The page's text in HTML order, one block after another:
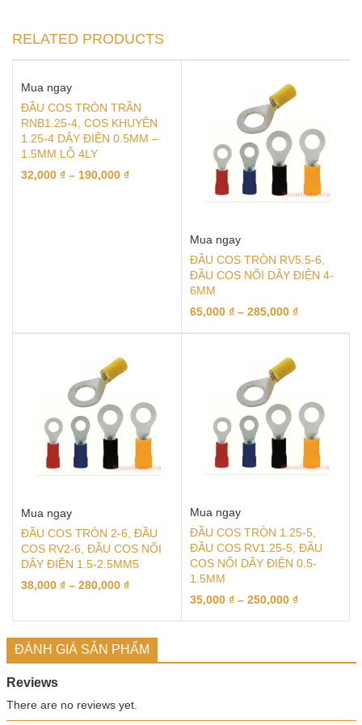
RELATED PRODUCTS
Mua ngay
ĐẦU COS TRÒN TRẦN
RNB1.25-4, COS KHUYÊN
1.25-4 DÂY ĐIỆN 0.5MM –
1.5MM LỖ 4LY
32,000 ₫ – 190,000 ₫
Mua ngay
ĐẦU COS TRÒN RV5.5-6,
ĐẦU COS NỐI DÂY ĐIỆN 4-
6MM
65,000 ₫ – 285,000 ₫
Mua ngay
ĐẦU COS TRÒN 2-6, ĐẦU
COS RV2-6, ĐẦU COS NỐI
DÂY ĐIỆN 1.5-2.5MM5
38,000 ₫ – 280,000 ₫
Mua ngay
ĐẦU COS TRÒN 1.25-5,
ĐẦU COS RV1.25-5, ĐẦU
COS NỐI DÂY ĐIỆN 0.5-
1.5MM
35,000 ₫ – 250,000 ₫
ĐÁNH GIÁ SẢN PHẨM
Reviews
There are no reviews yet.